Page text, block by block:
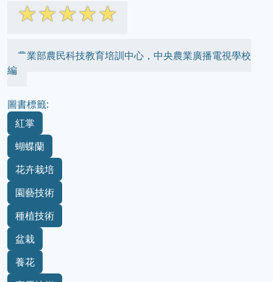
☆☆☆☆☆
農業部農民科技教育培訓中心，中央農業廣播電視學校
編
圖書標籤:
紅掌
蝴蝶蘭
花卉栽培
園藝技術
種植技術
盆栽
養花